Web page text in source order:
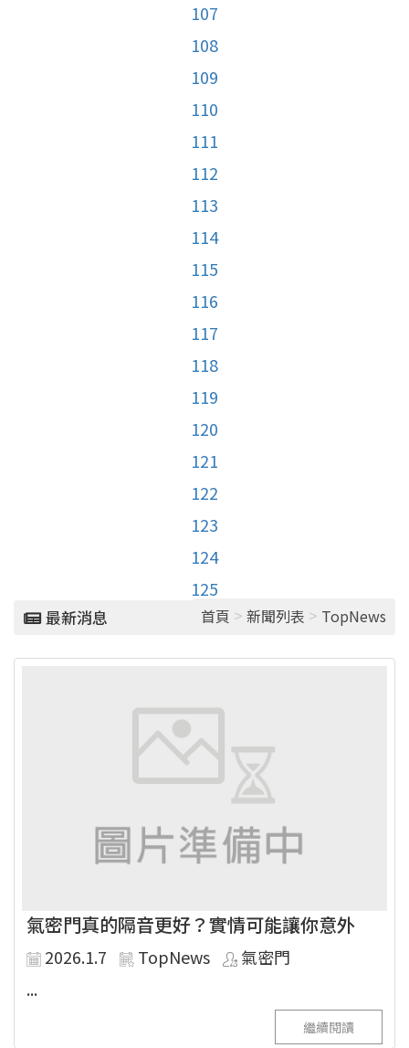
107
108
109
110
111
112
113
114
115
116
117
118
119
120
121
122
123
124
125
最新消息 首頁 > 新聞列表 > TopNews
氣密門真的隔音更好？實情可能讓你意外
2026.1.7 TopNews
氣密門
...
繼續閱讀